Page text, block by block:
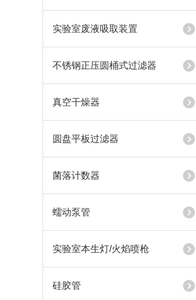
实验室废液吸取装置
不锈钢正压圆桶式过滤器
真空干燥器
圆盘平板过滤器
菌落计数器
蠕动泵管
实验室本生灯/火焰喷枪
硅胶管